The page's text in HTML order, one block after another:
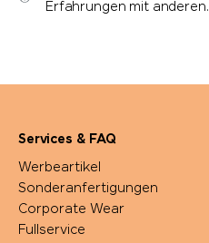
Erfahrungen mit anderen.
Services & FAQ
Werbeartikel
Sonderanfertigungen
Corporate Wear
Fullservice